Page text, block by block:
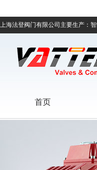
上海法登阀门有限公司主要生产：
首页